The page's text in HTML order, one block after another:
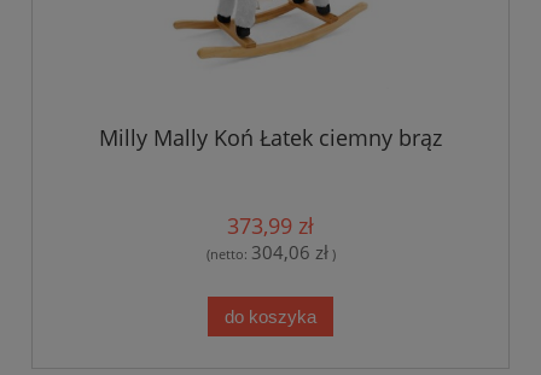
Milly Mally Koń Łatek ciemny brąz
373,99 zł
(netto: 304,06 zł)
do koszyka